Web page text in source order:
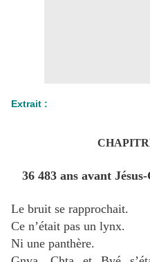
Extrait :
36 483 ans avant
Le bruit se rapprochait.
Ce n’était pas un lynx.
Ni une panthère.